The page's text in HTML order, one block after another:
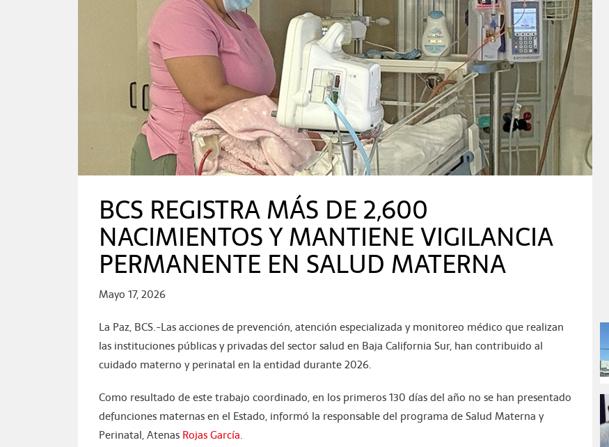
BCS REGISTRA MÁS DE 2,600
NACIMIENTOS Y MANTIENE VIGILANCIA
PERMANENTE EN SALUD MATERNA
Mayo 17, 2026
La Paz, BCS.-Las acciones de prevención, atención especializada y monitoreo médico que realizan
las instituciones públicas y privadas del sector salud en Baja California Sur, han contribuido al
cuidado materno y perinatal en la entidad durante 2026.
Como resultado de este trabajo coordinado, en los primeros 130 días del año no se han presentado
defunciones maternas en el Estado, informó la responsable del programa de Salud Materna y
Perinatal, Atenas Rojas García.